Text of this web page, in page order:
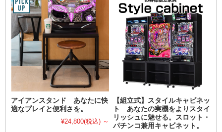
アイアンスタンド あなたに快
適なプレイと便利さを。
¥24,800(税込) ～
【組立式】スタイルキャビネッ
ト あなたの実機をよりスタイ
リッシュに魅せる。スロット・
パチンコ兼用キャビネット。